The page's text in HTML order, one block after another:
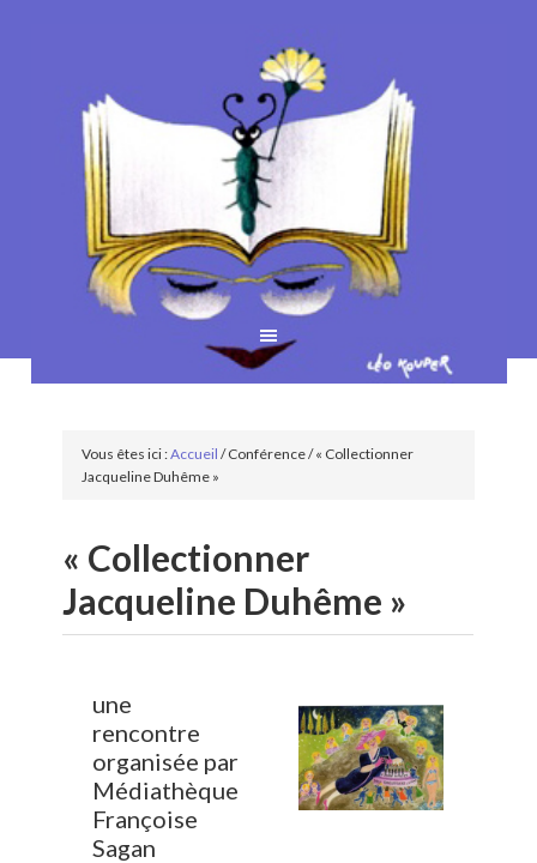
Vous êtes ici :Accueil /Conférence/« Collectionner
Jacqueline Duhême »
« Collectionner
Jacqueline Duhême »
une
rencontre
organisée par
Médiathèque
Françoise
Sagan